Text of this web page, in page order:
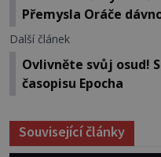
Přemysla Oráče
Další článek
Ovlivněte svůj osud!
časopisu Epocha
Související články